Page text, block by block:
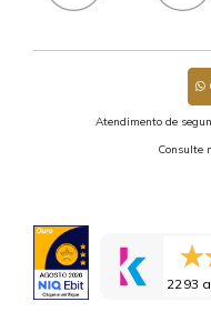
Atendimento de
Consulte
2293